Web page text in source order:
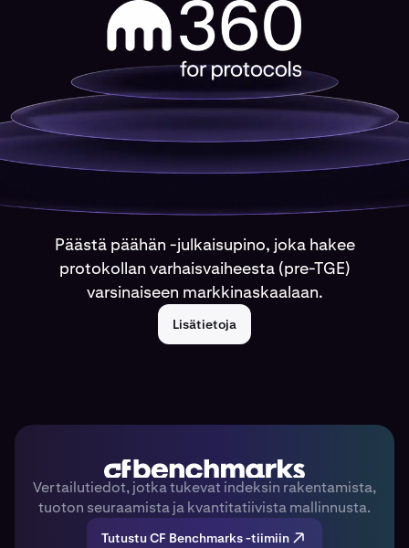
Päästä päähän -julkaisupino, joka hakee
protokollan varhaisvaiheesta (pre-TGE)
varsinaiseen markkinaskaalaan.
Lisätietoja
Vertailutiedot, jotka tukevat indeksin rakentamista,
tuoton seuraamista ja kvantitatiivista mallinnusta.
Tutustu CF Benchmarks -tiimiin